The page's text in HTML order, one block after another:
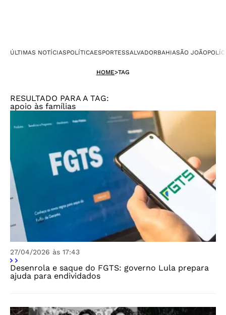
ÚLTIMAS NOTÍCIASPOLÍTICAESPORTESSALVADORBAHIASÃO JOÃO
HOME>TAG
RESULTADO PARA A TAG:
apoio às famílias
27/04/2026 às 17:43
Desenrola e saque do FGTS: governo Lula prepara
ajuda para endividados